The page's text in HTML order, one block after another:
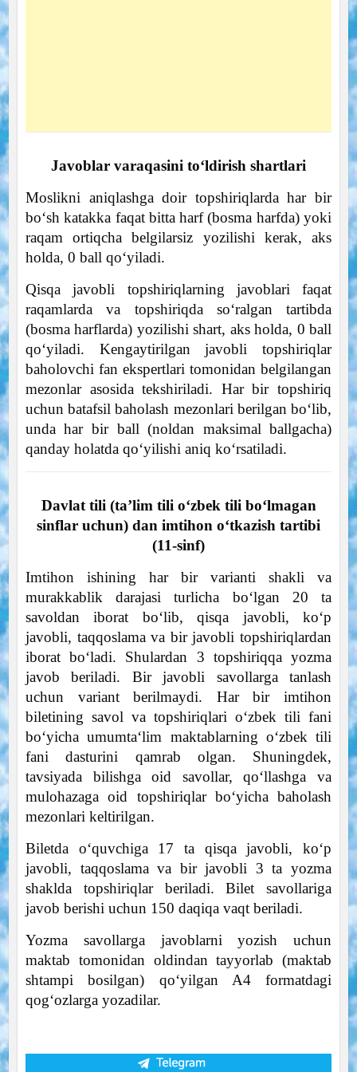
Javoblar varaqasini toʻldirish shartlari
Moslikni aniqlashga doir topshiriqlarda har bir
boʻsh katakka faqat bitta harf (bosma harfda) yoki
raqam ortiqcha belgilarsiz yozilishi kerak, aks
holda, 0 ball qoʻyiladi.
Qisqa javobli topshiriqlarning javoblari faqat
raqamlarda va topshiriqda soʻralgan tartibda
(bosma harflarda) yozilishi shart, aks holda, 0 ball
qoʻyiladi. Kengaytirilgan javobli topshiriqlar
baholovchi fan ekspertlari tomonidan belgilangan
mezonlar asosida tekshiriladi. Har bir topshiriq
uchun batafsil baholash mezonlari berilgan boʻlib,
unda har bir ball (noldan maksimal ballgacha)
qanday holatda qoʻyilishi aniq koʻrsatiladi.
Davlat tili (taʼlim tili oʻzbek tili boʻlmagan
sinflar uchun) dan imtihon oʻtkazish tartibi
(11-sinf)
Imtihon ishining har bir varianti shakli va
murakkablik darajasi turlicha boʻlgan 20 ta
savoldan iborat boʻlib, qisqa javobli, koʻp
javobli, taqqoslama va bir javobli topshiriqlardan
iborat boʻladi. Shulardan 3 topshiriqqa yozma
javob beriladi. Bir javobli savollarga tanlash
uchun variant berilmaydi. Har bir imtihon
biletining savol va topshiriqlari oʻzbek tili fani
boʻyicha umumtaʻlim maktablarning oʻzbek tili
fani dasturini qamrab olgan. Shuningdek,
tavsiyada bilishga oid savollar, qoʻllashga va
mulohazaga oid topshiriqlar boʻyicha baholash
mezonlari keltirilgan.
Biletda oʻquvchiga 17 ta qisqa javobli, koʻp
javobli, taqqoslama va bir javobli 3 ta yozma
shaklda topshiriqlar beriladi. Bilet savollariga
javob berishi uchun 150 daqiqa vaqt beriladi.
Yozma savollarga javoblarni yozish uchun
maktab tomonidan oldindan tayyorlab (maktab
shtampi bosilgan) qoʻyilgan A4 formatdagi
qogʻozlarga yozadilar.